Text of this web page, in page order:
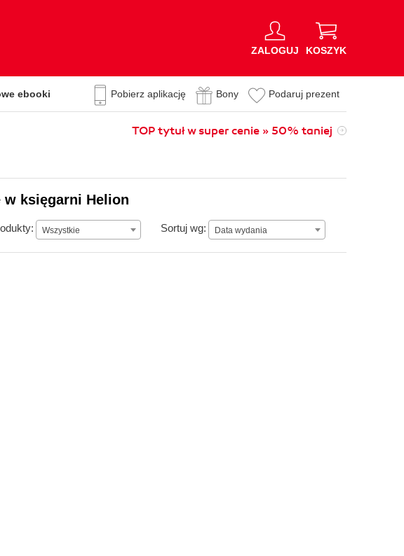
ZALOGUJ KOSZYK
ebooki Pobierz aplikację Bony Podaruj prezent
TOP tytuł w super cenie » 50% taniej
w księgarni Helion
Wszystkie Sortuj wg: Data wydania
Data wydania